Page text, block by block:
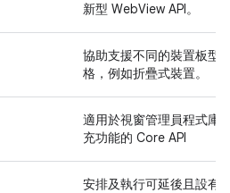
新型 WebView API。
協助支援不同的裝置板型
格，例如折疊式裝置。
適用於視窗管理員程式庫
充功能的 Core API
安排及執行可延後且設有